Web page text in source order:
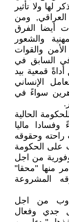
لها ولا تأثير
ومن
أيضا الفرق
والشعور
والقوات
في السابق في
قمعية بيد
الإنساني
سواءً في
الحالية
ماليا
راحته وحقوقه
على الحكومة
من اجل
منها "محقا"
المشروعة
من اجل
جدي وفعال